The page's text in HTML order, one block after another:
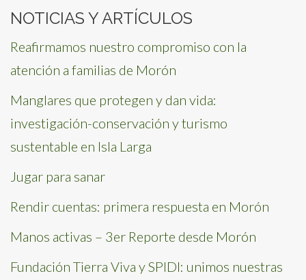
NOTICIAS Y ARTÍCULOS
Reafirmamos nuestro compromiso con la
atención a familias de Morón
Manglares que protegen y dan vida:
investigación-conservación y turismo
sustentable en Isla Larga
Jugar para sanar
Rendir cuentas: primera respuesta en Morón
Manos activas – 3er Reporte desde Morón
Fundación Tierra Viva y SPIDI: unimos nuestras